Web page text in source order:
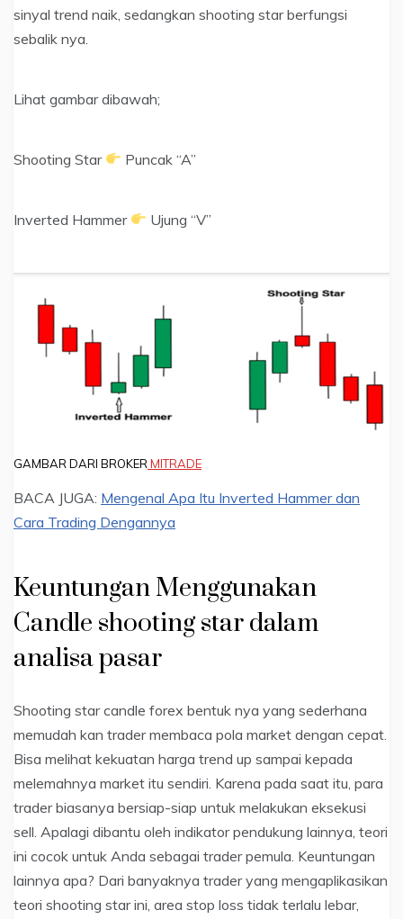
sinyal trend naik, sedangkan shooting star berfungsi
sebalik nya.
Lihat gambar dibawah;
Shooting Star Puncak “A”
Inverted Hammer Ujung “V”
GAMBAR DARI BROKERMITRADE
BACA JUGA: Mengenal Apa Itu Inverted Hammer dan
Cara Trading Dengannya
Keuntungan Menggunakan
Candle shooting star dalam
analisa pasar
Shooting star candle forex bentuk nya yang sederhana
memudah kan trader membaca pola market dengan cepat.
Bisa melihat kekuatan harga trend up sampai kepada
melemahnya market itu sendiri. Karena pada saat itu, para
trader biasanya bersiap-siap untuk melakukan eksekusi
sell. Apalagi dibantu oleh indikator pendukung lainnya, teori
ini cocok untuk Anda sebagai trader pemula. Keuntungan
lainnya apa? Dari banyaknya trader yang mengaplikasikan
teori shooting star ini, area stop loss tidak terlalu lebar,